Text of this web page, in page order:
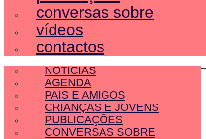
conversas sobre
vídeos
contactos
SOBRE NÓS
NOTÍCIAS
AGENDA
PAIS E AMIGOS
CRIANÇAS E JOVENS
PUBLICAÇÕES
CONVERSAS SOBRE